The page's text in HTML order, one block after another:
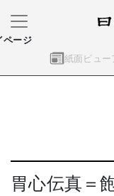
紙面ビュー
ページ
胃心伝真＝